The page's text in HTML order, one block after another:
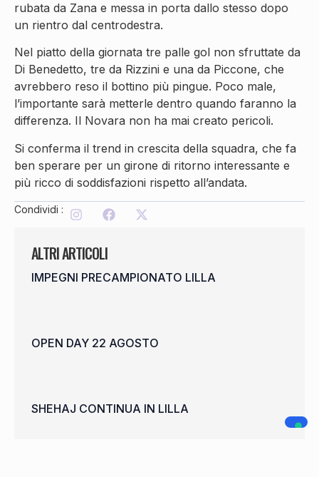
ALTRI ARTICOLI
IMPEGNI PRECAMPIONATO LILLA
OPEN DAY 22 AGOSTO
SHEHAJ CONTINUA IN LILLA
rubata da Zana e messa in porta dallo stesso dopo
un rientro dal centrodestra.
Nel piatto della giornata tre palle gol non sfruttate da
Di Benedetto, tre da Rizzini e una da Piccone, che
avrebbero reso il bottino più pingue. Poco male,
l’importante sarà metterle dentro quando faranno la
differenza. Il Novara non ha mai creato pericoli.
Si conferma il trend in crescita della squadra, che fa
ben sperare per un girone di ritorno interessante e
più ricco di soddisfazioni rispetto all’andata.
Condividi :